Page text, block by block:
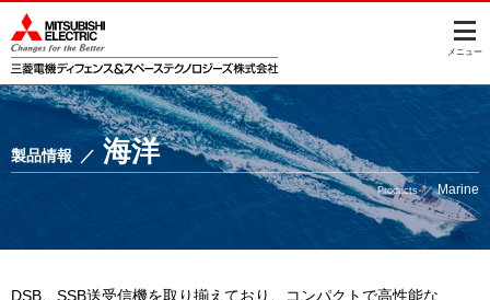
メニュー
このページの本文へ
製品情報 海洋
Products Marine
DSB、SSB送受信機を取り揃えており、コンパクトで高性能な